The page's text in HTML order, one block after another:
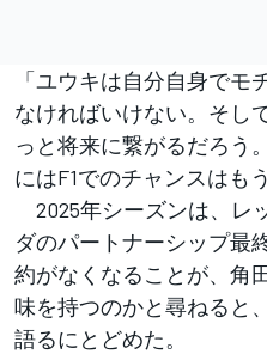
「ユウキは自分自身で
なければいけない。そし
っと将来に繋がるだろう
にはF1でのチャンスはも
2025年シーズンは、レ
ダのパートナーシップ最
約がなくなることが、角
味を持つのかと尋ねると
語るにとどめた。